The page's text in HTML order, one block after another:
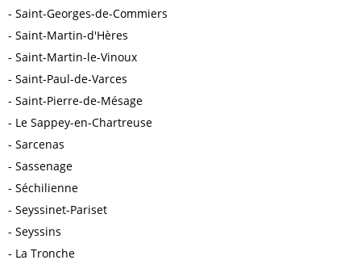
Saint-Georges-de-Commiers
Saint-Martin-d'Hères
Saint-Martin-le-Vinoux
Saint-Paul-de-Varces
Saint-Pierre-de-Mésage
Le Sappey-en-Chartreuse
Sarcenas
Sassenage
Séchilienne
Seyssinet-Pariset
Seyssins
La Tronche